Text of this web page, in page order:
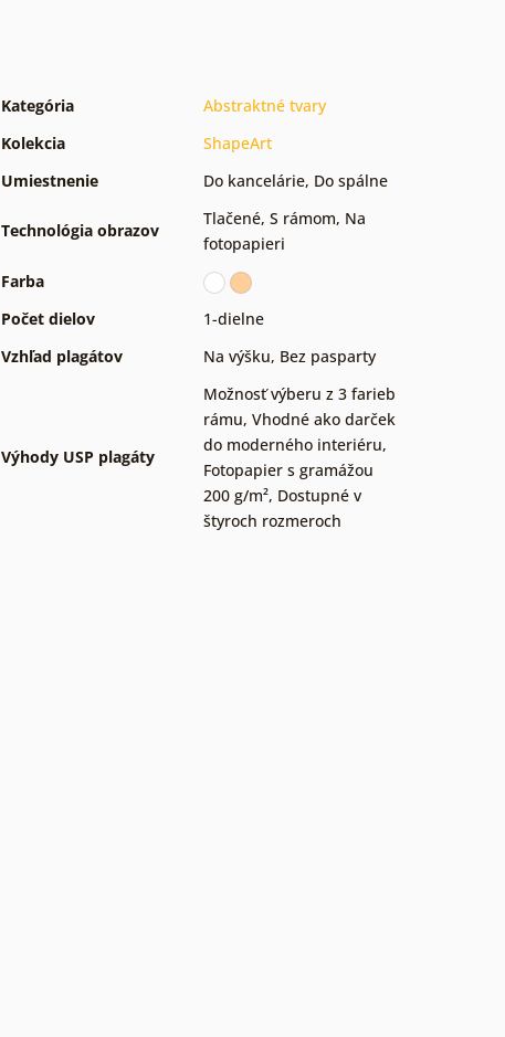
Kategória
Abstraktné tvary
Kolekcia
ShapeArt
Umiestnenie
Do kancelárie, Do spálne
Technológia obrazov
Tlačené, S rámom, Na
fotopapieri
Farba
Počet dielov
1-dielne
Vzhľad plagátov
Na výšku, Bez pasparty
Výhody USP plagáty
Možnosť výberu z 3 farieb
rámu, Vhodné ako darček
do moderného interiéru,
Fotopapier s gramážou
200 g/m², Dostupné v
štyroch rozmeroch